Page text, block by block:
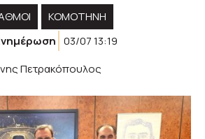
KOMOTHNH
03/07 13:19
Πετρακόπουλος